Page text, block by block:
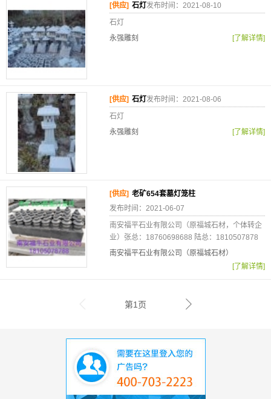
[供应] 石灯发布时间：2021-08-10
石灯
永强雕刻
[了解详情]
[供应] 石灯发布时间：2021-08-06
石灯
永强雕刻
[了解详情]
[供应] 老矿654套墓灯笼柱
发布时间：2021-06-07
南安福平石业有限公司（原福城石材，个体转企
业）张总：18760698688 陆总：1810507878
南安福平石业有限公司（原福城石材）
[了解详情]
第1页